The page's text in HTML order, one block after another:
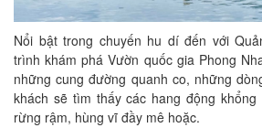
Nổi bật trong chuyến hu dí đến với
trình khám phá Vườn quốc gia Phong
những cung đường quanh co, những
khách sẽ tìm thấy các hang động
rừng rậm, hùng vĩ đầy mê hoặc.